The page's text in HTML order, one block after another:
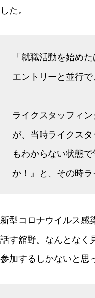
した。
「就職活動を始め
エントリーと並行
ライクスタッフィ
が、当時ライクス
もわからない状態
か！』と、その時
新型コロナウイルス感
話す舘野。なんとなく
参加するしかないと思